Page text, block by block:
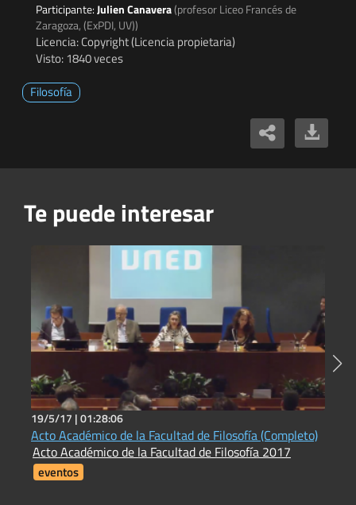
Participante:Julien Canavera(profesor Liceo Francés de
Zaragoza, (ExPDI, UV))
Licencia: Copyright (Licencia propietaria)
Visto: 1840 veces
Filosofía
Te puede interesar
19/5/17 |01:28:06
Acto Académico de la Facultad de Filosofía (Completo)
Acto Académico de la Facultad de Filosofía 2017
eventos